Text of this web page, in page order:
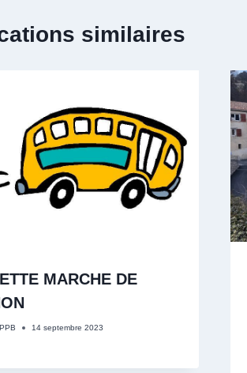
similaires
MARCHE DE
14 septembre 2023